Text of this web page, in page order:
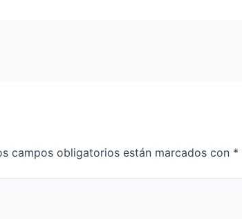
campos obligatorios están marcados con *